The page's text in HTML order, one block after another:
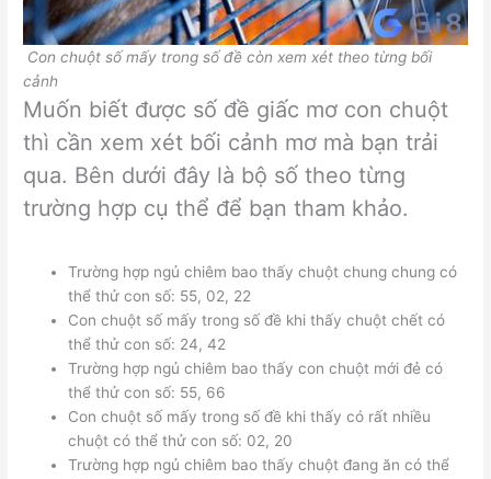
Con chuột số mấy trong số đề còn xem xét theo từng bối
cảnh
Muốn biết được số đề giấc mơ con chuột
thì cần xem xét bối cảnh mơ mà bạn trải
qua. Bên dưới đây là bộ số theo từng
trường hợp cụ thể để bạn tham khảo.
Trường hợp ngủ chiêm bao thấy chuột chung chung có
thể thử con số: 55, 02, 22
Con chuột số mấy trong số đề khi thấy chuột chết có
thể thử con số: 24, 42
Trường hợp ngủ chiêm bao thấy con chuột mới đẻ có
thể thử con số: 55, 66
Con chuột số mấy trong số đề khi thấy có rất nhiều
chuột có thể thử con số: 02, 20
Trường hợp ngủ chiêm bao thấy chuột đang ăn có thể